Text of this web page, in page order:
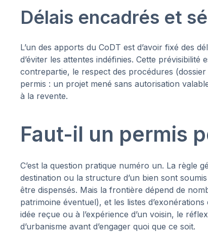
Délais encadrés et
L’un des apports du CoDT est d’avoir fixé des
d’éviter les attentes indéfinies. Cette
contrepartie, le respect des procédures
permis : un projet mené sans autorisation
à la revente.
Faut-il un permis
C’est la question pratique numéro un. La règle
destination ou la structure d’un bien sont
être dispensés. Mais la frontière dépend de
patrimoine éventuel), et les listes
idée reçue ou à l’expérience d’un voisin, le
d’urbanisme avant d’engager quoi que ce soit.